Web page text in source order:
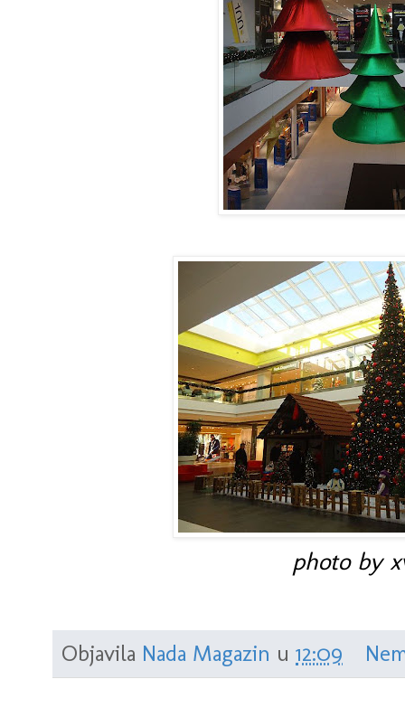
photo by
Objavila Nada Magazin u 12:09